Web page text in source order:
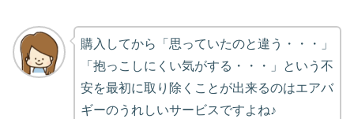
購入してから「思っていたのと違う・・・」
「抱っこしにくい気がする・・・」という不
安を最初に取り除くことが出来るのはエアバ
ギーのうれしいサービスですよね♪